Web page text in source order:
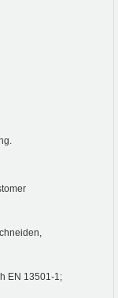
EN 13501-1;